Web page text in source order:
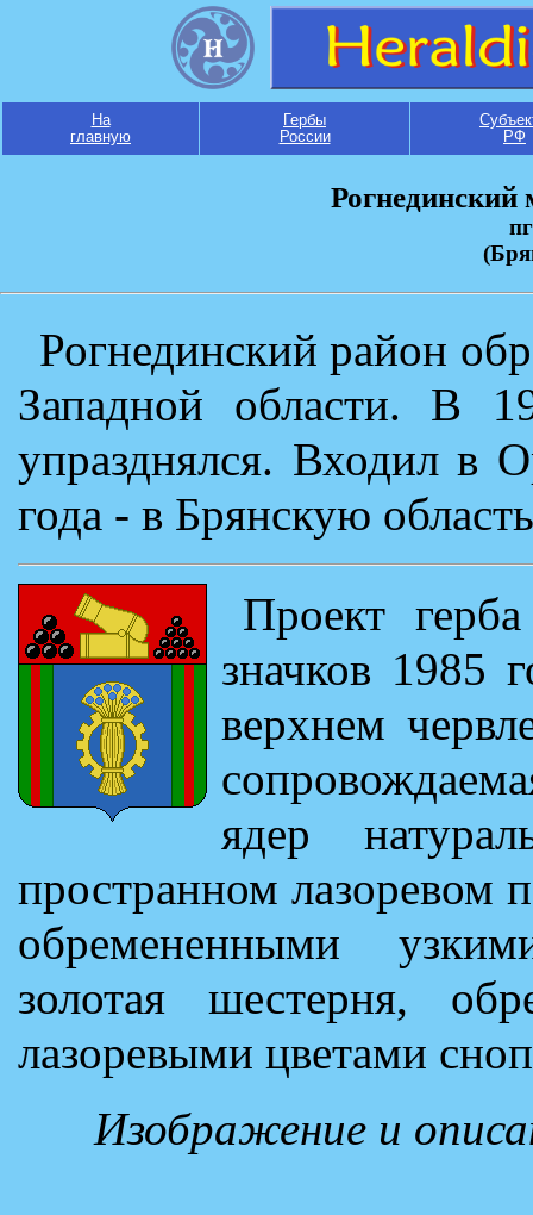
На
главную
Гербы
России
РФ
Рогнединский район
Западной области. В
упразднялся. Входил в
года - в Брянскую
Проект
значков 1985
верхнем
ядер
пространном лазоревом
обремененными
золотая шестерня,
лазоревыми цветами
Изображение и